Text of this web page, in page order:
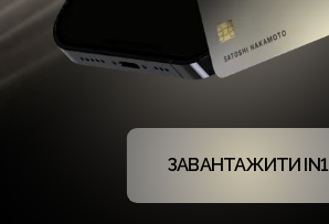
ЗАВАНТАЖИТИ IN1